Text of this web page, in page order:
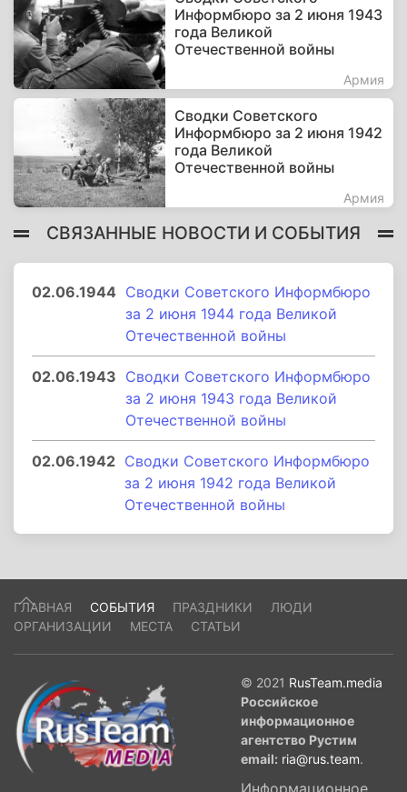
Информбюро за 2 июня 1943
года Великой
Отечественной войны
Армия
Сводки Советского
Информбюро за 2 июня 1942
года Великой
Отечественной войны
Армия
СВЯЗАННЫЕ НОВОСТИ И СОБЫТИЯ
02.06.1944 Сводки Советского Информбюро
за 2 июня 1944 года Великой
Отечественной войны
02.06.1943 Сводки Советского Информбюро
за 2 июня 1943 года Великой
Отечественной войны
02.06.1942 Сводки Советского Информбюро
за 2 июня 1942 года Великой
Отечественной войны
ГЛАВНАЯ СОБЫТИЯ ПРАЗДНИКИ
ЛЮДИ
ОРГАНИЗАЦИИ
МЕСТА СТАТЬИ
© 2021 RusTeam.media
Российское
информационное
агентство Рустим
email: ria@rus.team.
Информационное